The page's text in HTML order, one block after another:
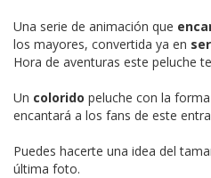
Una serie de animación que
los mayores, convertida ya en
Hora de aventuras este peluche
Un colorido peluche con la
encantará a los fans de este
Puedes hacerte una idea del
última foto.